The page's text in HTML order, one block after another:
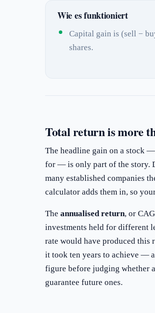
Wie es funktioniert
Capital gain is (sell −
shares.
Total return is more
The headline gain on a stock
for — is only part of the story.
many established companies
calculator adds them in, so
The annualised return, or
investments held for different
rate would have produced this
it took ten years to achieve —
figure before judging whether
guarantee future ones.